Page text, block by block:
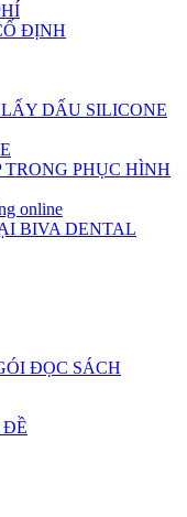
ĐỊNH
DẤU SILICONE
PHỤC HÌNH
online
BIVA DENTAL
ĐỌC SÁCH
ĐỀ